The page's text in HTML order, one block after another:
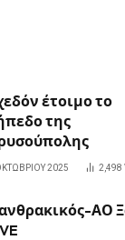
έτοιμο το
της
2025 2,498
ΑΟ